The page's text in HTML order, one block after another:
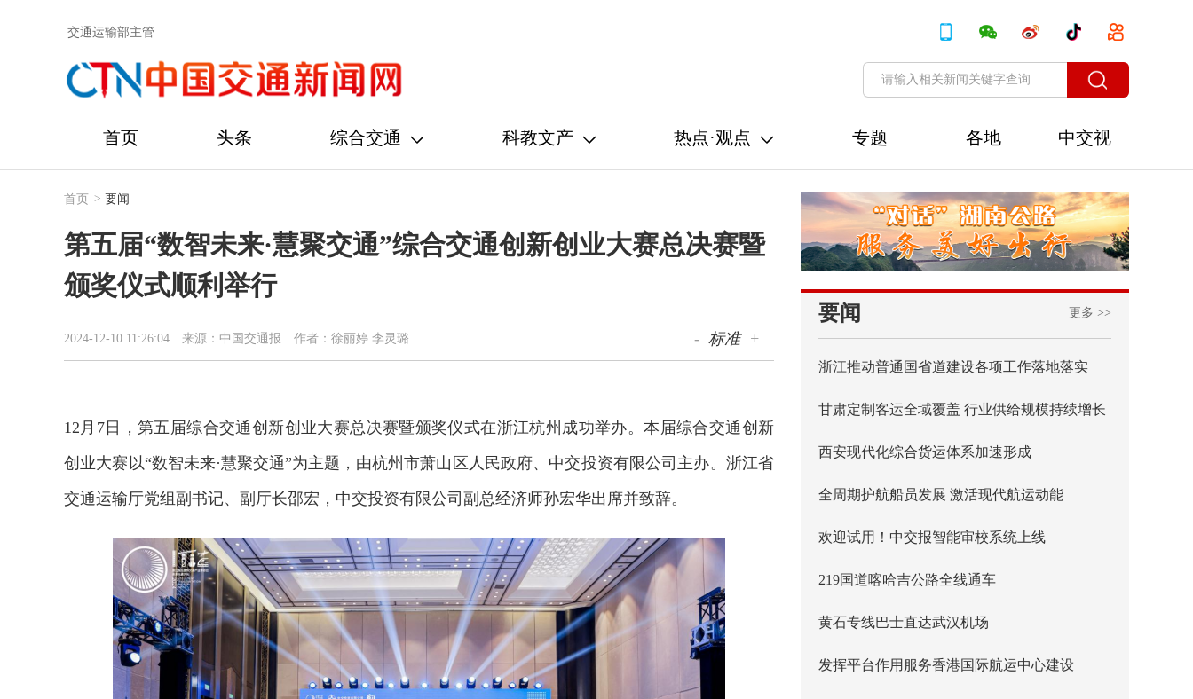
交通运输部主管
首页 头条 综合交通 科教文产 热点·观点 专题 各地
中交视
讯
首页 > 要闻
第五届“数智未来·慧聚交通”综合交通创新创业大赛总决赛暨
颁奖仪式顺利举行
2024-12-10 11:26:04 来源：中国交通报 作者：徐丽婷 李灵璐 - 标准 +
12月7日，第五届综合交通创新创业大赛总决赛暨颁奖仪式在浙江杭州成功举办。本届综合交通创新
创业大赛以“数智未来·慧聚交通”为主题， 由杭州市萧山区人民政府、中交投资有限公司主办。浙江省
交通运输厅党组副书记、副厅长邵宏，中交投资有限公司副总经济师孙宏华出席并致辞。
要闻 更多 >>
浙江推动普通国省道建设各项工作落地落实
甘肃定制客运全域覆盖 行业供给规模持续增长
西安现代化综合货运体系加速形成
全周期护航船员发展 激活现代航运动能
欢迎试用！中交报智能审校系统上线
219国道喀哈吉公路全线通车
黄石专线巴士直达武汉机场
发挥平台作用服务香港国际航运中心建设